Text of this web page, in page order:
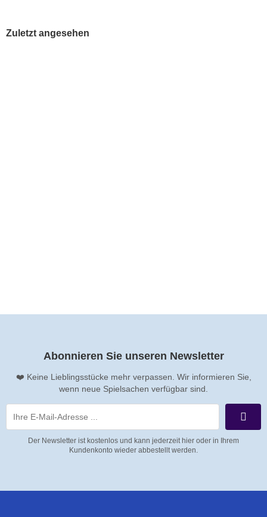
Zuletzt angesehen
Abonnieren Sie unseren Newsletter
❤️ Keine Lieblingsstücke mehr verpassen. Wir informieren Sie,
wenn neue Spielsachen verfügbar sind.
Der Newsletter ist kostenlos und kann jederzeit hier oder in Ihrem
Kundenkonto wieder abbestellt werden.